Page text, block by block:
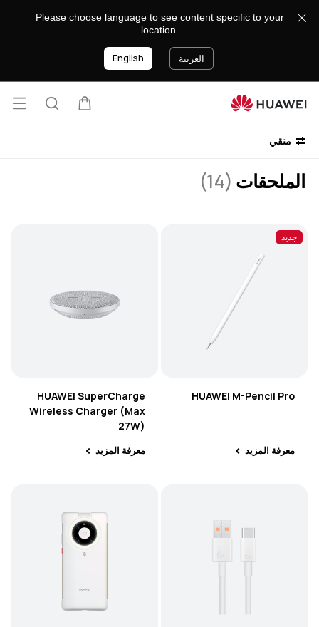
Please choose language to see content specific to your
location.
العربية English
فتح
الملحقات (14)
جديد
HUAWEI M-Pencil Pro
معرفة المزيد
HUAWEI SuperCharge
Wireless Charger (Max
27W)
معرفة المزيد